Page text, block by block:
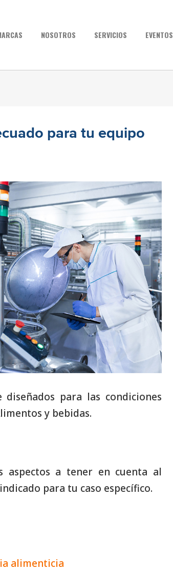
NOSOTROS SERVICIOS EVENTOS
para tu equipo
para las condiciones
y bebidas.
aspectos a tener en cuenta al
para tu caso específico.
alimenticia